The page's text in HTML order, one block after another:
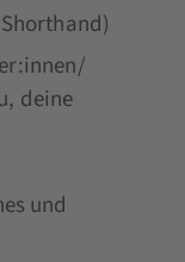
:innen/
deine
und